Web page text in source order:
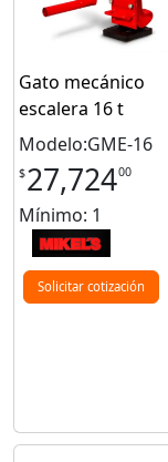
Gato mecánico
escalera 16 t
Modelo:GME-16
$27,72400
Mínimo: 1
Solicitar cotización